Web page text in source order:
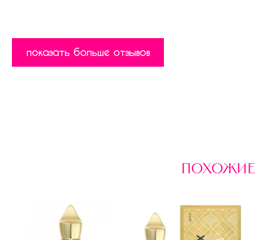
показать больше отзывов
похожие